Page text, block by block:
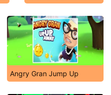
Angry Gran Jump Up